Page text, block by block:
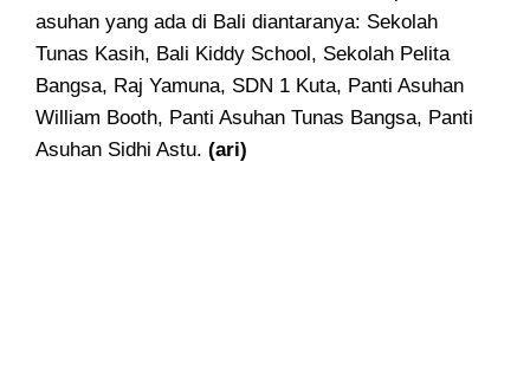
asuhan yang ada di Bali diantaranya: Sekolah
Tunas Kasih, Bali Kiddy School, Sekolah Pelita
Bangsa, Raj Yamuna, SDN 1 Kuta, Panti Asuhan
William Booth, Panti Asuhan Tunas Bangsa, Panti
Asuhan Sidhi Astu. (ari)